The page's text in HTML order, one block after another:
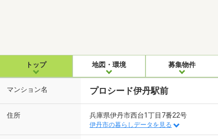
トップ 地図・環境 募集物件
マンション名 プロシード伊丹駅前
住所 兵庫県伊丹市西台1丁目7番22号
伊丹市の暮らしデータを見る